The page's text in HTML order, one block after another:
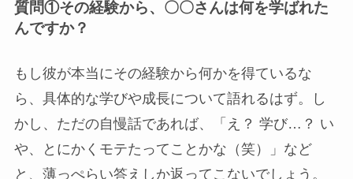
質問①その経験から、〇〇さんは何を学ばれた
んですか？
もし彼が本当にその経験から何かを得ているな
ら、具体的な学びや成長について語れるはず。し
かし、ただの自慢話であれば、「え？ 学び…？ い
や、とにかくモテたってことかな（笑）」など
と、薄っぺらい答えしか返ってこないでしょう。